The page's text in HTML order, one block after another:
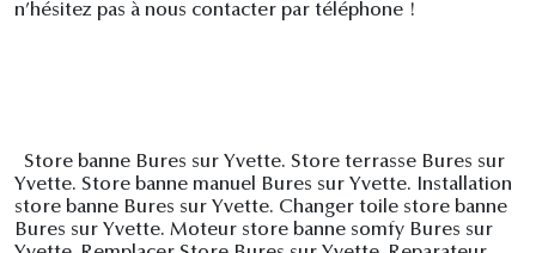
n’hésitez pas à nous contacter par téléphone !
Store banne Bures sur Yvette. Store terrasse Bures sur
Yvette. Store banne manuel Bures sur Yvette. Installation
store banne Bures sur Yvette. Changer toile store banne
Bures sur Yvette. Moteur store banne somfy Bures sur